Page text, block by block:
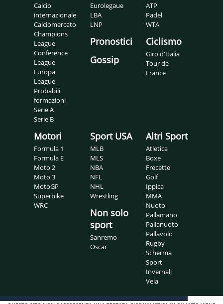
Calcio
internazionale
Calciomercato
Champions
League
Conference
League
Europa
League
Probabili
formazioni
Serie A
Serie B
Eurolegaue
LBA
LNP
Pronostici
Gossip
ATP
Padel
WTA
Ciclismo
Giro d'Italia
Tour de
France
Motori
Formula 1
Formula E
Moto 2
Moto 3
MotoGP
Superbike
WRC
Sport USA
MLB
MLS
NBA
NFL
NHL
Wrestling
Non solo
sport
Sanremo
Oscar
Altri Sport
Atletica
Boxe
Frecette
Golf
Ippica
MMA
Nuoto
Pallamano
Pallanuoto
Pallavolo
Rugby
Scherma
Sport
Invernali
Vela